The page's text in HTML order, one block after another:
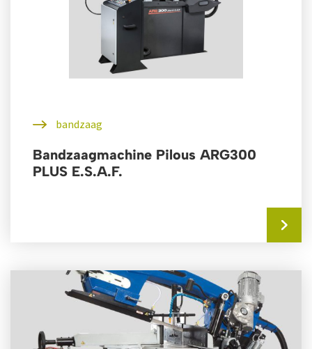
bandzaag
Bandzaagmachine Pilous ARG300
PLUS E.S.A.F.